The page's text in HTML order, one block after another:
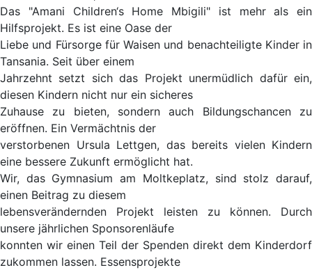
Das "Amani Children‘s Home Mbigili" ist mehr als ein
Hilfsprojekt. Es ist eine Oase der
Liebe und Fürsorge für Waisen und benachteiligte Kinder in
Tansania. Seit über einem
Jahrzehnt setzt sich das Projekt unermüdlich dafür ein,
diesen Kindern nicht nur ein sicheres
Zuhause zu bieten, sondern auch Bildungschancen zu
eröffnen. Ein Vermächtnis der
verstorbenen Ursula Lettgen, das bereits vielen Kindern
eine bessere Zukunft ermöglicht hat.
Wir, das Gymnasium am Moltkeplatz, sind stolz darauf,
einen Beitrag zu diesem
lebensverändernden Projekt leisten zu können. Durch
unsere jährlichen Sponsorenläufe
konnten wir einen Teil der Spenden direkt dem Kinderdorf
zukommen lassen. Essensprojekte